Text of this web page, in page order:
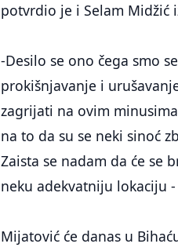
potvrdio je i Selam Midžić
-Desilo se ono čega smo
prokišnjavanje i
zagrijati na ovim
na to da su se neki sinoć
Zaista se nadam da će se
neku adekvatniju lokaciju
Mijatović će danas u